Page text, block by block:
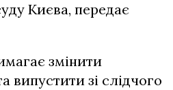
Києва, передає
змінити
випустити зі слідчого